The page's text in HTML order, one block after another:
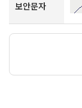
보안문자